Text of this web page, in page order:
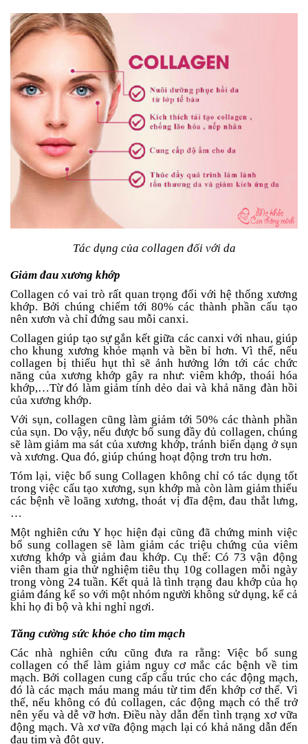
Tác dụng của collagen đối với da
Giảm đau xương khớp
Collagen có vai trò rất quan trọng đối với hệ thống xương
khớp. Bởi chúng chiếm tới 80% các thành phần cấu tạo
nên xươn và chỉ đứng sau mỗi canxi.
Collagen giúp tạo sự gắn kết giữa các canxi với nhau, giúp
cho khung xương khỏe mạnh và bền bỉ hơn. Vì thế, nếu
collagen bị thiếu hụt thì sẽ ảnh hưởng lớn tới các chức
năng của xương khớp gây ra như: viêm khớp, thoái hóa
khớp,…Từ đó làm giảm tính dẻo dai và khả năng đàn hồi
của xương khớp.
Với sụn, collagen cũng làm giảm tới 50% các thành phần
của sụn. Do vậy, nếu được bổ sung đầy đủ collagen, chúng
sẽ làm giảm ma sát của xương khớp, tránh biến dạng ở sụn
và xương. Qua đó, giúp chúng hoạt động trơn tru hơn.
Tóm lại, việc bổ sung Collagen không chỉ có tác dụng tốt
trong việc cấu tạo xương, sụn khớp mà còn làm giảm thiểu
các bệnh về loãng xương, thoát vị đĩa đệm, đau thắt lưng,
…
Một nghiên cứu Y học hiện đại cũng đã chứng minh việc
bổ sung collagen sẽ làm giảm các triệu chứng của viêm
xương khớp và giảm đau khớp. Cụ thể: Có 73 vận động
viên tham gia thử nghiệm tiêu thụ 10g collagen mỗi ngày
trong vòng 24 tuần. Kết quả là tình trạng đau khớp của họ
giảm đáng kể so với một nhóm người không sử dụng, kể cả
khi họ đi bộ và khi nghỉ ngơi.
Tăng cường sức khỏe cho tim mạch
Các nhà nghiên cứu cũng đưa ra rằng: Việc bổ sung
collagen có thể làm giảm nguy cơ mắc các bệnh về tim
mạch. Bởi collagen cung cấp cấu trúc cho các động mạch,
đó là các mạch máu mang máu từ tim đến khớp cơ thể. Vì
thế, nếu không có đủ collagen, các động mạch có thể trở
nên yếu và dễ vỡ hơn. Điều này dẫn đến tình trạng xơ vữa
động mạch. Và xơ vữa động mạch lại có khả năng dẫn đến
đau tim và đột quỵ.